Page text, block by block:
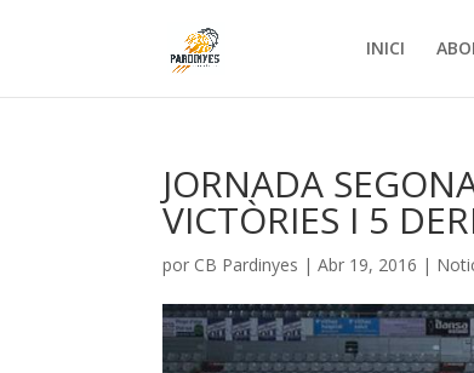
INICI
JORNADA
VICTÒRIES I 5
por CB Pardinyes |Abr 19, 2016 |